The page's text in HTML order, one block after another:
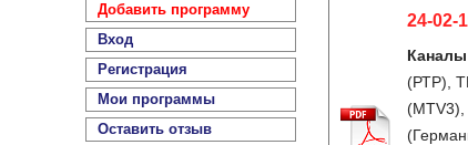
Добавить программу
Вход
Регистрация
Мои программы
Оставить отзыв
24-02-
Каналы
(РТР),